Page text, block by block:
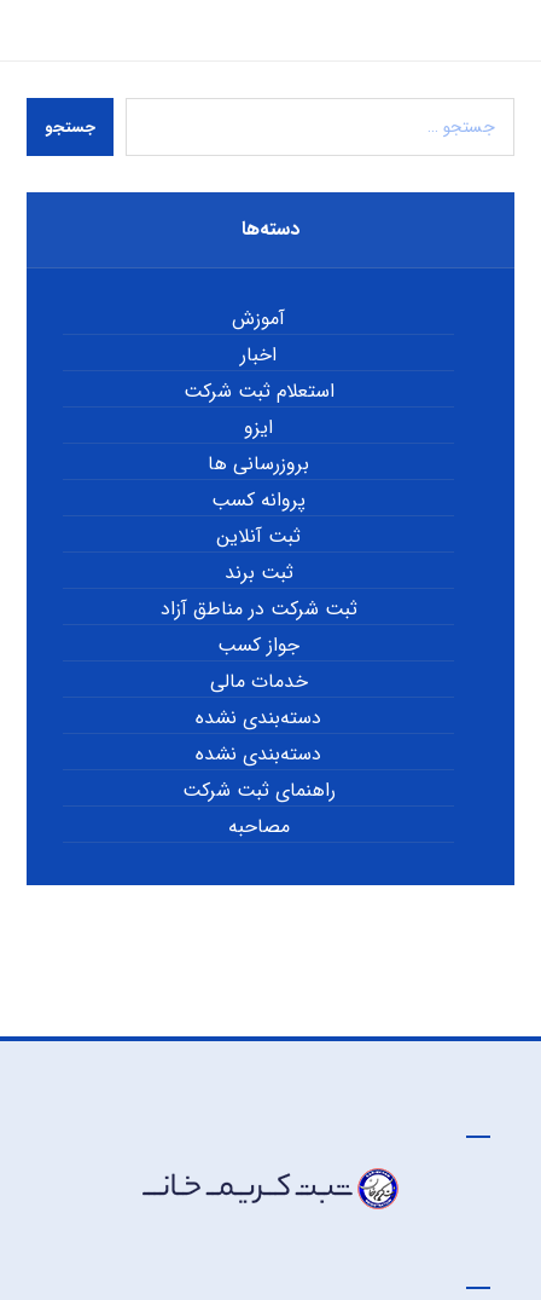
جستجو
دسته‌ها
آموزش
اخبار
استعلام ثبت شرکت
ایزو
بروزرسانی ها
پروانه کسب
ثبت آنلاین
ثبت برند
ثبت شرکت در مناطق آزاد
جواز کسب
خدمات مالی
دسته‌بندی نشده
دسته‌بندی نشده
راهنمای ثبت شرکت
مصاحبه